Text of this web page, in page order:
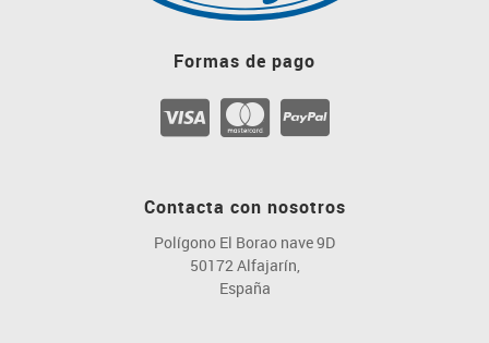
Formas de pago
Contacta con nosotros
Polígono El Borao nave 9D
50172 Alfajarín,
España